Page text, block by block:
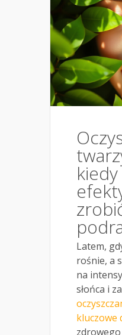
Latem,
rośnie, a
na
słońca i
kluczowe